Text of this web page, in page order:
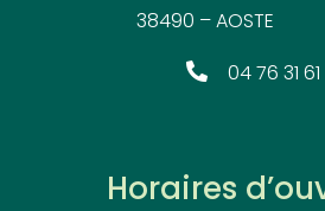
38490 – AOSTE
04 76 31 61
Horaires